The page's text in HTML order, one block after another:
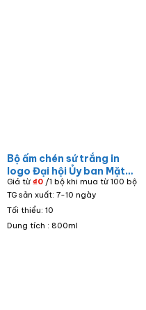
Bộ ấm chén sứ trắng in
logo Đại hội Ủy ban Mặt
trận Tổ Quốc Việt Nam
AC-05
Giá từ ₫0/1 bộ khi mua từ 100 bộ
TG sản xuất: 7-10 ngày
Tối thiểu: 10
Dung tích : 800ml